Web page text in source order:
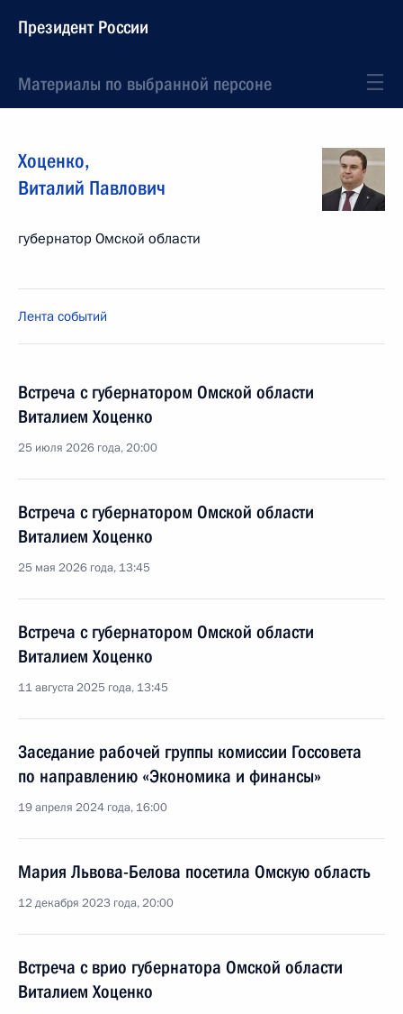
Президент России
Материалы по выбранной персоне
Хоценко,
Виталий Павлович
губернатор Омской области
Лента событий
Встреча с губернатором Омской области
Виталием Хоценко
25 июля 2026 года, 20:00
Встреча с губернатором Омской области
Виталием Хоценко
25 мая 2026 года, 13:45
Встреча с губернатором Омской области
Виталием Хоценко
11 августа 2025 года, 13:45
Заседание рабочей группы комиссии Госсовета
по направлению «Экономика и финансы»
19 апреля 2024 года, 16:00
Мария Львова-Белова посетила Омскую область
12 декабря 2023 года, 20:00
Встреча с врио губернатора Омской области
Виталием Хоценко